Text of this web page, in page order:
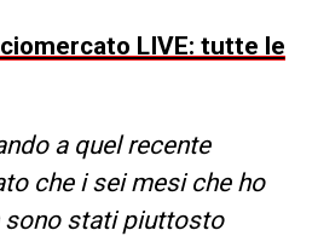
LIVE: tutte le
a quel recente
che i sei mesi che ho
stati piuttosto